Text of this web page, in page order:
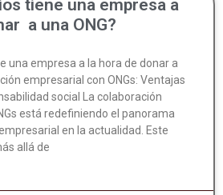
tiene una empresa a
a una ONG?
una empresa a la hora de donar a
empresarial con ONGs: Ventajas
social La colaboración
está redefiniendo el panorama
en la actualidad. Este
allá de